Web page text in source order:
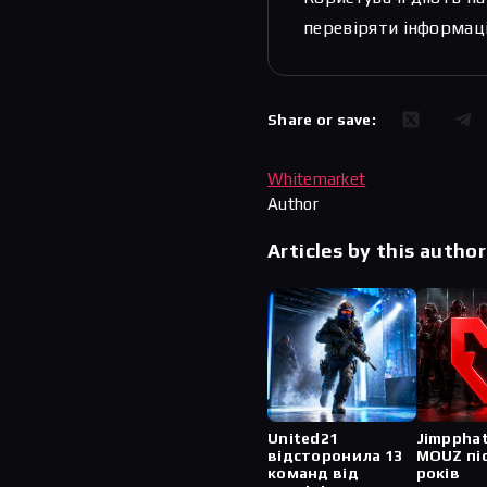
перевіряти
Share or save:
Whitemarket
Author
Articles by this author
United21
відсторонила 13
команд від
MOUZ
років